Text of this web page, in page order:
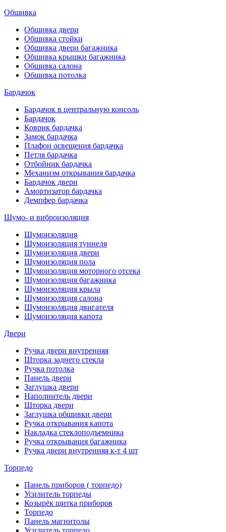
Обшивка
Обшивка двери
Обшивка стойки
Обшивка двери багажника
Обшивка крышки багажника
Обшивка салона
Обшивка потолка
Бардачок
Бардачок в центральную консоль
Бардачок
Коврик бардачка
Замок бардачка
Плафон освещения бардачка
Петля бардачка
Отбойник бардачка
Механизм открывания бардачка
Бардачок двери
Амортизатор бардачка
Демпфер бардачка
Шумо- и виброизоляция
Шумоизоляция
Шумоизоляция туннеля
Шумоизоляция двери
Шумоизоляция пола
Шумоизоляция моторного отсека
Шумоизоляция багажника
Шумоизоляция крыла
Шумоизоляция салона
Шумоизоляция двигателя
Шумоизоляция капота
Двери
Ручка двери внутренняя
Шторка заднего стекла
Ручка потолка
Панель двери
Заглушка двери
Наполнитель двери
Шторка двери
Заглушка обшивки двери
Ручка открывания капота
Накладка стеклоподъемника
Ручка открывания багажника
Ручка двери внутренняя к-т 4 шт
Торпедо
Панель приборов ( торпедо)
Усилитель торпеды
Козырёк щитка приборов
Торпедо
Панель магнитолы
Усилитель торпедо